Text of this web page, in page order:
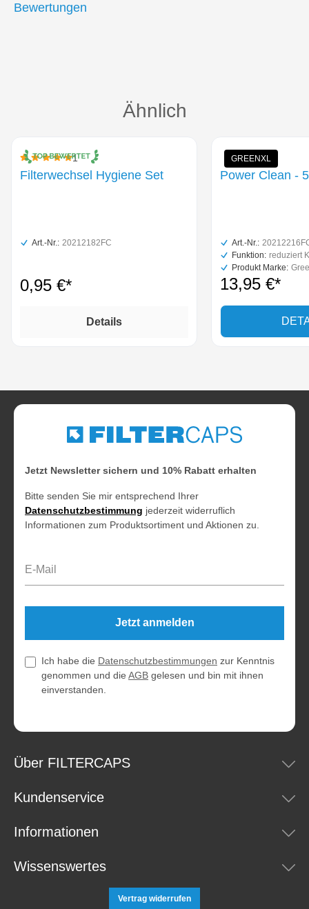
Bewertungen
Produktgalerie überspringenÄhnlich
Durchschnittliche Bewertung von 5 von 5 Sternen
1
Filterwechsel Hygiene Set
Art.-Nr.: 20212182FC
0,95 €*
Details
GREENXL
Power Clean -
Art.-Nr.:
Funktion:
Produkt Marke:
13,95 €*
Jetzt Newsletter sichern und 10% Rabatt erhalten
Bitte senden Sie mir entsprechend Ihrer
Datenschutzbestimmung jederzeit widerruflich
Informationen zum Produktsortiment und Aktionen zu.
Jetzt anmelden
Ich habe die Datenschutzbestimmungen zur Kenntnis
genommen und die AGB gelesen und bin mit ihnen
einverstanden.
Über FILTERCAPS
Kundenservice
Informationen
Wissenswertes
Vertrag widerrufen